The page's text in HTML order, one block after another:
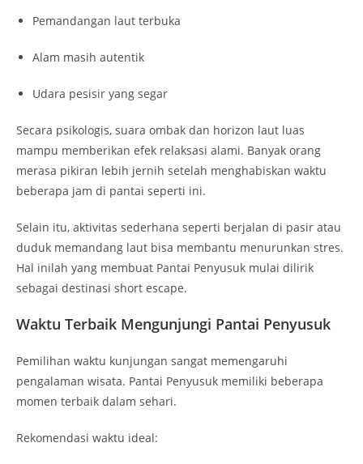
Pemandangan laut terbuka
Alam masih autentik
Udara pesisir yang segar
Secara psikologis, suara ombak dan horizon laut luas
mampu memberikan efek relaksasi alami. Banyak orang
merasa pikiran lebih jernih setelah menghabiskan waktu
beberapa jam di pantai seperti ini.
Selain itu, aktivitas sederhana seperti berjalan di pasir atau
duduk memandang laut bisa membantu menurunkan stres.
Hal inilah yang membuat Pantai Penyusuk mulai dilirik
sebagai destinasi short escape.
Waktu Terbaik Mengunjungi Pantai Penyusuk
Pemilihan waktu kunjungan sangat memengaruhi
pengalaman wisata. Pantai Penyusuk memiliki beberapa
momen terbaik dalam sehari.
Rekomendasi waktu ideal: